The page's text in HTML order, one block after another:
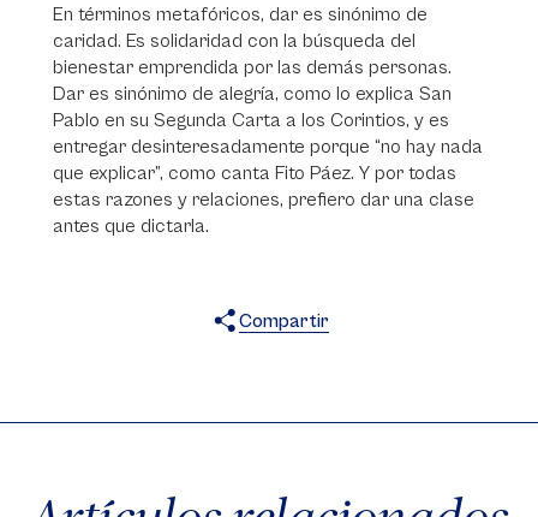
En términos metafóricos, dar es sinónimo de
caridad. Es solidaridad con la búsqueda del
bienestar emprendida por las demás personas.
Dar es sinónimo de alegría, como lo explica San
Pablo en su Segunda Carta a los Corintios, y es
entregar desinteresadamente porque “no hay nada
que explicar”, como canta Fito Páez. Y por todas
estas razones y relaciones, prefiero dar una clase
antes que dictarla.
Compartir